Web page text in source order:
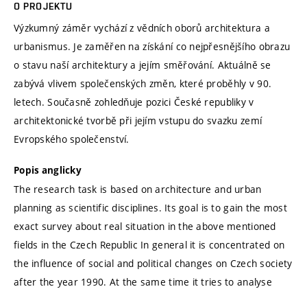
O PROJEKTU
Výzkumný záměr vychází z vědních oborů architektura a
urbanismus. Je zaměřen na získání co nejpřesnějšího obrazu
o stavu naší architektury a jejím směřování. Aktuálně se
zabývá vlivem společenských změn, které proběhly v 90.
letech. Současně zohledňuje pozici České republiky v
architektonické tvorbě při jejím vstupu do svazku zemí
Evropského společenství.
Popis anglicky
The research task is based on architecture and urban
planning as scientific disciplines. Its goal is to gain the most
exact survey about real situation in the above mentioned
fields in the Czech Republic In general it is concentrated on
the influence of social and political changes on Czech society
after the year 1990. At the same time it tries to analyse